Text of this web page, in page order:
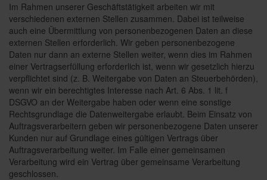
Im Rahmen unserer Geschäftstätigkeit arbeiten wir mit
verschiedenen externen Stellen zusammen. Dabei ist teilweise
auch eine Übermittlung von personenbezogenen Daten an diese
externen Stellen erforderlich. Wir geben personenbezogene
Daten nur dann an externe Stellen weiter, wenn dies im Rahmen
einer Vertragserfüllung erforderlich ist, wenn wir gesetzlich hierzu
verpflichtet sind (z. B. Weitergabe von Daten an Steuerbehörden),
wenn wir ein berechtigtes Interesse nach Art. 6 Abs. 1 lit. f
DSGVO an der Weitergabe haben oder wenn eine sonstige
Rechtsgrundlage die Datenweitergabe erlaubt. Beim Einsatz von
Auftragsverarbeitern geben wir personenbezogene Daten unserer
Kunden nur auf Grundlage eines gültigen Vertrags über
Auftragsverarbeitung weiter. Im Falle einer gemeinsamen
Verarbeitung wird ein Vertrag über gemeinsame Verarbeitung
geschlossen.